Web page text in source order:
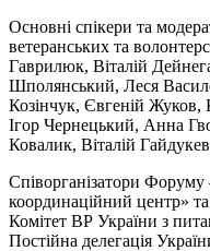
Основні спікери та
ветеранських та
Гаврилюк, Віталій
Шполянський, Леся
Козінчук, Євгеній
Ігор Чернецький, Анна
Ковалик, Віталій
Співорганізатори
координаційний центр»
Комітет ВР України з
Постійна делегація